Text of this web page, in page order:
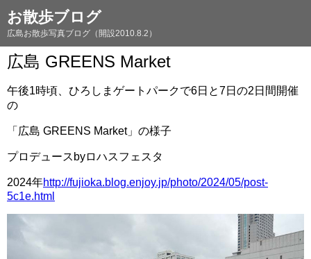
お散歩ブログ
広島お散歩写真ブログ（開設2010.8.2）
広島 GREENS Market
午後1時頃、ひろしまゲートパークで6日と7日の2日間開催
の
「広島 GREENS Market」の様子
プロデュースbyロハスフェスタ
2024年http://fujioka.blog.enjoy.jp/photo/2024/05/post-
5c1e.html